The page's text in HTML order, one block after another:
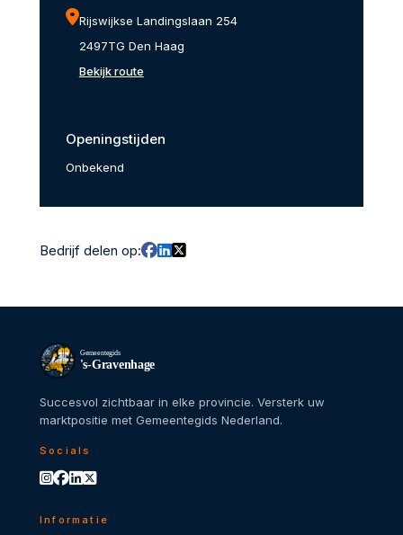
Rijswijkse Landingslaan 254
2497TG Den Haag
Bekijk route
Openingstijden
Onbekend
Bedrijf delen op:
Gemeentegids
's-Gravenhage
Succesvol zichtbaar in elke provincie. Versterk uw
marktpositie met Gemeentegids Nederland.
Socials
Informatie